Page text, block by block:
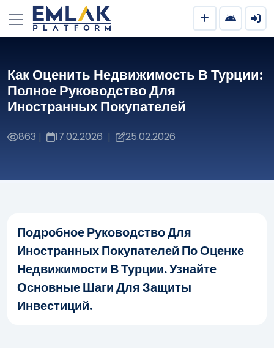
Как Оценить Недвижимость В Турции:
Полное Руководство Для
Иностранных Покупателей
863 | 17.02.2026 | 25.02.2026
Подробное Руководство Для
Иностранных Покупателей По Оценке
Недвижимости В Турции. Узнайте
Основные Шаги Для Защиты
Инвестиций.